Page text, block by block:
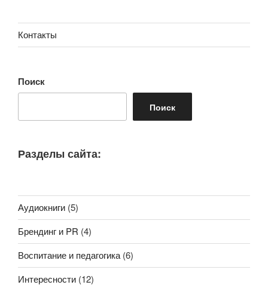
Васильева:
Контакты
Поиск
Поиск
Разделы сайта:
Аудиокниги (5)
Брендинг и PR (4)
Воспитание и педагогика (6)
Интересности (12)